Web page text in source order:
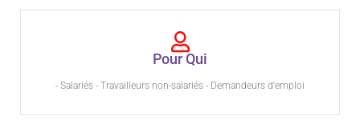
Pour Qui
- Salariés - Travailleurs non-salariés - Demandeurs d'emploi